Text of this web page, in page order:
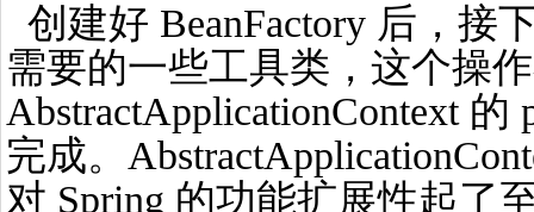
创建好 BeanFactory 后，接
需要的一些工具类，这个操
AbstractApplicationContext 的
完成。
对 Spring 的功能扩展性起了